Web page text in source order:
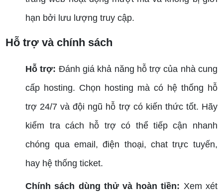
hạn bởi lưu lượng truy cập.
Hỗ trợ và chính sách
Hỗ trợ: Đánh giá khả năng hỗ trợ của nhà cung
cấp hosting. Chọn hosting mà có hệ thống hỗ
trợ 24/7 và đội ngũ hỗ trợ có kiến thức tốt. Hãy
kiểm tra cách hỗ trợ có thể tiếp cận nhanh
chóng qua email, điện thoại, chat trực tuyến,
hay hệ thống ticket.
Chính sách dùng thử và hoàn tiền: Xem xét